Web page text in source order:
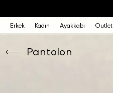
Erkek Kadın Ayakkabı Outlet
Pantolon